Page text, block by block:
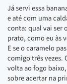
Já servi essa
e até com uma
conta: qual vai ser
prato, como eu às
E se o caramelo
comigo três vezes.
volta ao fogo
sobre acertar na